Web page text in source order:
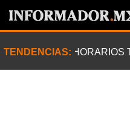
TENDENCIAS: HORARIOS